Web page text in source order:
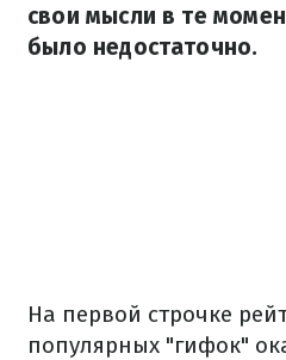
свои мысли в те
было недостаточно.
На первой строчке
популярных "гифок"